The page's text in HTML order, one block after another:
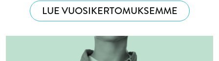
LUE VUOSIKERTOMUKSEMME